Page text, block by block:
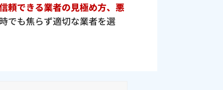
頼できる業者の見極め方、悪
でも焦らず適切な業者を選